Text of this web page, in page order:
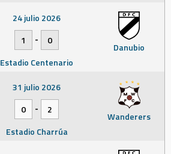
Danubio
24 julio 2026
1
-
0
Estadio Centenario
Wanderers
31 julio 2026
0
-
2
Estadio Charrúa